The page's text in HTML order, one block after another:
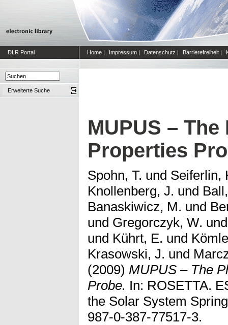
DLR Portal Home | Impressum | Datenschutz | Barrierefreiheit |
Erweiterte Suche
MUPUS –
Properties
Spohn, T. und Seiferlin,
Knollenberg, J. und
Banaskiwicz, M. und
und Gregorczyk, W.
und Kührt, E. und
Krasowski, J. und
(2009) MUPUS – The
Probe. In: ROSETTA.
the Solar System
987-0-387-77517-3.